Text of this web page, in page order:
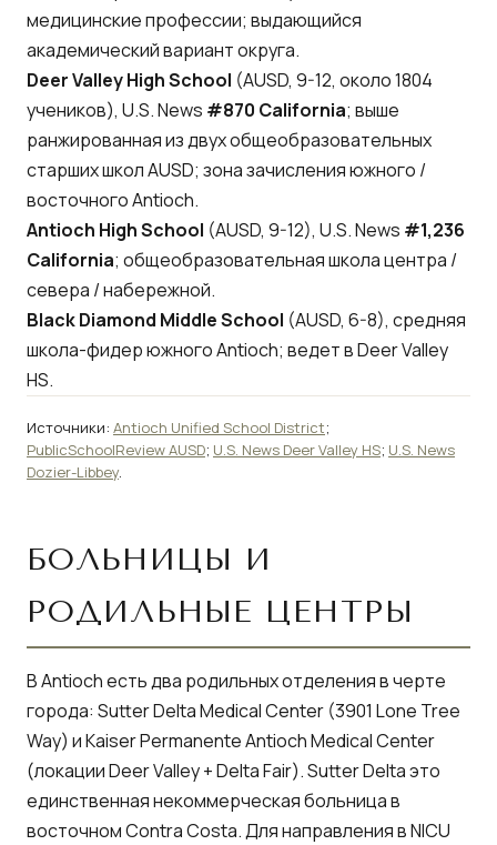
медицинские профессии; выдающийся
академический вариант округа.
Deer Valley High School (AUSD, 9-12, около 1804
учеников), U.S. News #870 California; выше
ранжированная из двух общеобразовательных
старших школ AUSD; зона зачисления южного /
восточного Antioch.
Antioch High School (AUSD, 9-12), U.S. News #1,236
California; общеобразовательная школа центра /
севера / набережной.
Black Diamond Middle School (AUSD, 6-8), средняя
школа-фидер южного Antioch; ведет в Deer Valley
HS.
Источники: Antioch Unified School District;
PublicSchoolReview AUSD; U.S. News Deer Valley HS; U.S. News
Dozier-Libbey.
БОЛЬНИЦЫ И
РОДИЛЬНЫЕ ЦЕНТРЫ
В Antioch есть два родильных отделения в черте
города: Sutter Delta Medical Center (3901 Lone Tree
Way) иKaiser Permanente Antioch Medical Center
(локации Deer Valley + Delta Fair). Sutter Delta это
единственная некоммерческая больница в
восточном Contra Costa. Для направления в NICU